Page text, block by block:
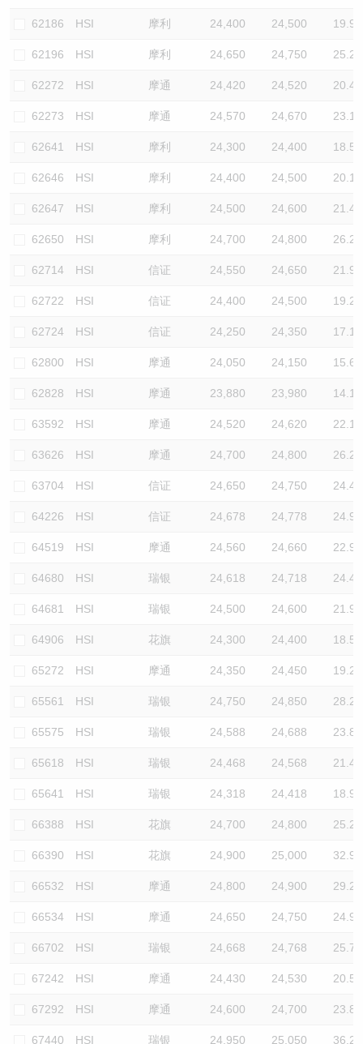
62186 HSI 摩利 24,400 24,500 19.9
62196 HSI 摩利 24,650 24,750 25.2
62272 HSI 摩通 24,420 24,520 20.4
62273 HSI 摩通 24,570 24,670 23.1
62641 HSI 摩利 24,300 24,400 18.5
62646 HSI 摩利 24,400 24,500 20.1
62647 HSI 摩利 24,500 24,600 21.4
62650 HSI 摩利 24,700 24,800 26.2
62714 HSI 信证 24,550 24,650 21.9
62722 HSI 信证 24,400 24,500 19.2
62724 HSI 信证 24,250 24,350 17.1
62800 HSI 摩通 24,050 24,150 15.6
62828 HSI 摩通 23,880 23,980 14.1
63592 HSI 摩通 24,520 24,620 22.1
63626 HSI 摩通 24,700 24,800 26.2
63704 HSI 信证 24,650 24,750 24.4
64226 HSI 信证 24,678 24,778 24.9
64519 HSI 摩通 24,560 24,660 22.9
64680 HSI 瑞银 24,618 24,718 24.4
64681 HSI 瑞银 24,500 24,600 21.9
64906 HSI 花旗 24,300 24,400 18.5
65272 HSI 摩通 24,350 24,450 19.2
65561 HSI 瑞银 24,750 24,850 28.2
65575 HSI 瑞银 24,588 24,688 23.8
65618 HSI 瑞银 24,468 24,568 21.4
65641 HSI 瑞银 24,318 24,418 18.9
66388 HSI 花旗 24,700 24,800 25.2
66390 HSI 花旗 24,900 25,000 32.9
66532 HSI 摩通 24,800 24,900 29.2
66534 HSI 摩通 24,650 24,750 24.9
66702 HSI 瑞银 24,668 24,768 25.7
67242 HSI 摩通 24,430 24,530 20.5
67292 HSI 摩通 24,600 24,700 23.8
67440 HSI 瑞银 24,950 25,050 36.2